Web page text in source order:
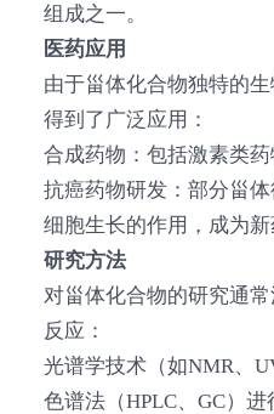
组成之一。
医药应用
由于甾体化合物独特的
得到了广泛应用：
合成药物 ：包括激素类
抗癌药物研发：部分甾
细胞生长的作用，成为新
研究方法
对甾体化合物的研究通
反应：
光谱学技术（如NMR、
色谱法（HPLC、GC）进